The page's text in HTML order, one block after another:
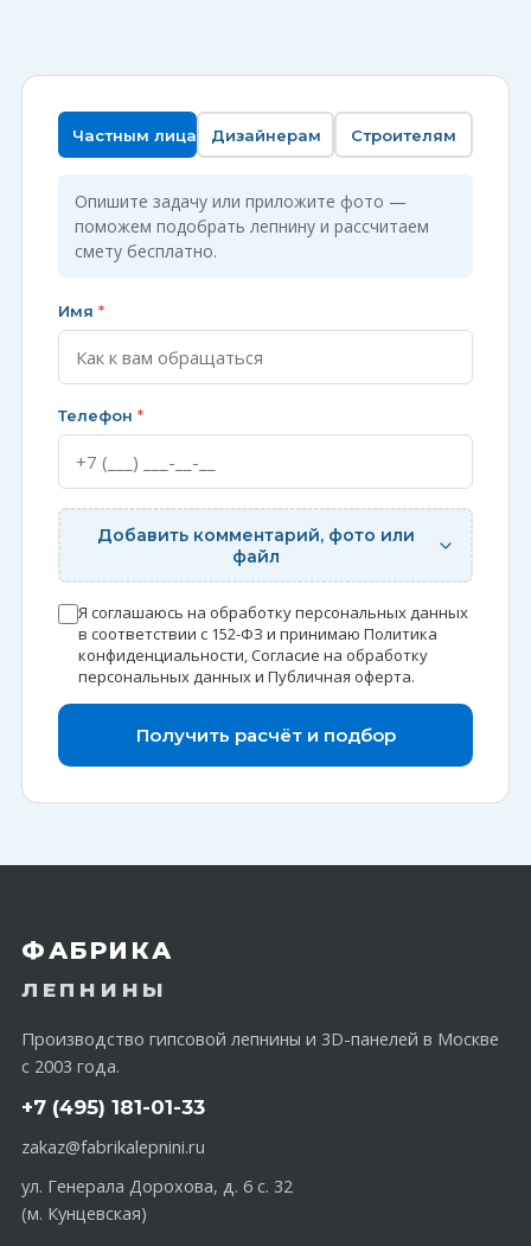
Частным лицам Дизайнерам Строителям
Опишите задачу или приложите фото —
поможем подобрать лепнину и рассчитаем
смету бесплатно.
Имя *
Телефон *
Добавить комментарий, фото или
файл
Я соглашаюсь на обработку персональных данных
в соответствии с 152-ФЗ и принимаю Политика
конфиденциальности,Согласие на обработку
персональных данныхи Публичная оферта.
Получить расчёт и подбор
ФАБРИКА
ЛЕПНИНЫ
Производство гипсовой лепнины и 3D-панелей в Москве
с 2003 года.
+7 (495) 181-01-33
zakaz@fabrikalepnini.ru
ул. Генерала Дорохова, д. 6 с. 32
(м. Кунцевская)